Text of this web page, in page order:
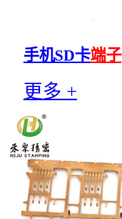
手机SD卡端子
更多 +